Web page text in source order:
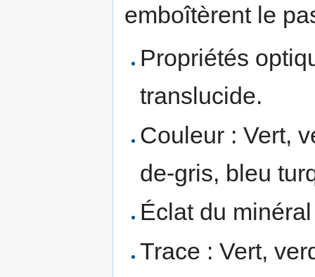
emboîtèrent le
Propriétés
translucide.
Couleur : Vert,
de-gris, bleu
Éclat du
Trace : Vert,